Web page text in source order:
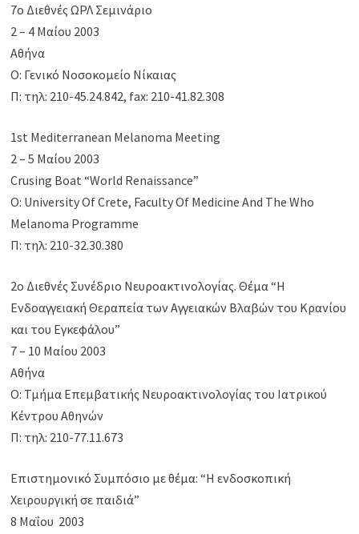
7ο Διεθνές ΩΡΛ Σεμινάριο
2 – 4 Μαίου 2003
Αθήνα
Ο: Γενικό Νοσοκομείο Νίκαιας
Π: τηλ: 210-45.24.842, fax: 210-41.82.308
1st Mediterranean Melanoma Meeting
2 – 5 Μαίου 2003
Crusing Boat “World Renaissance”
Ο: University Of Crete, Faculty Of Medicine And The Who
Melanoma Programme
Π: τηλ: 210-32.30.380
2ο Διεθνές Συνέδριο Νευροακτινολογίας. Θέμα “Η
Ενδοαγγειακή Θεραπεία των Αγγειακών Βλαβών του Κρανίου
και του Εγκεφάλου”
7 – 10 Μαίου 2003
Αθήνα
Ο: Τμήμα Επεμβατικής Νευροακτινολογίας του Ιατρικού
Κέντρου Αθηνών
Π: τηλ: 210-77.11.673
Επιστημονικό Συμπόσιο με θέμα: “Η ενδοσκοπική
Χειρουργική σε παιδιά”
8 Μαΐου 2003